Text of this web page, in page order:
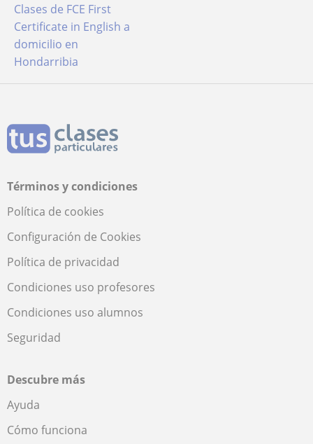
Clases de FCE First
Certificate in English a
domicilio en
Hondarribia
Términos y condiciones
Política de cookies
Configuración de Cookies
Política de privacidad
Condiciones uso profesores
Condiciones uso alumnos
Seguridad
Descubre más
Ayuda
Cómo funciona